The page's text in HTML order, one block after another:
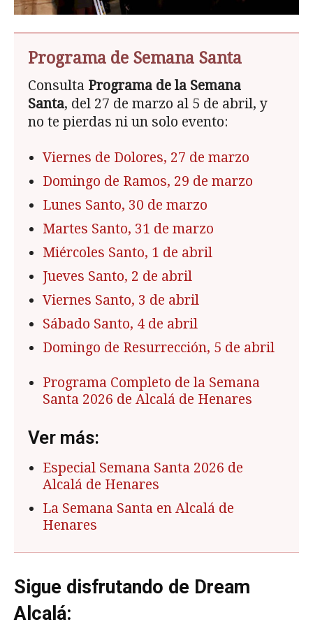
Programa de Semana Santa
Consulta Programa de la Semana
Santa, del 27 de marzo al 5 de abril, y
no te pierdas ni un solo evento:
Viernes de Dolores, 27 de marzo
Domingo de Ramos, 29 de marzo
Lunes Santo, 30 de marzo
Martes Santo, 31 de marzo
Miércoles Santo, 1 de abril
Jueves Santo, 2 de abril
Viernes Santo, 3 de abril
Sábado Santo, 4 de abril
Domingo de Resurrección, 5 de abril
Programa Completo de la Semana
Santa 2026 de Alcalá de Henares
Ver más:
Especial Semana Santa 2026 de
Alcalá de Henares
La Semana Santa en Alcalá de
Henares
Sigue disfrutando de Dream
Alcalá: